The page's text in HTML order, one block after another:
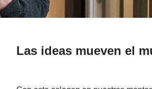
Las ideas mueven el